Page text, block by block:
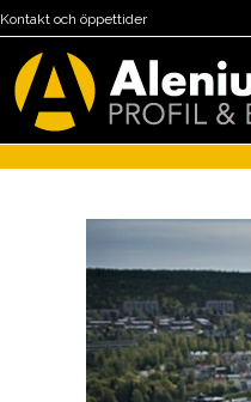
Kontakt och öppettider